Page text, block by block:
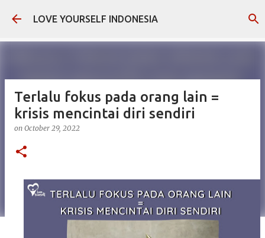
Skip to main content
LOVE YOURSELF INDONESIA
Terlalu fokus pada orang lain =
krisis mencintai diri sendiri
on October 29, 2022